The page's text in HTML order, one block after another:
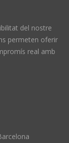
del nostre
permeten oferir
real amb